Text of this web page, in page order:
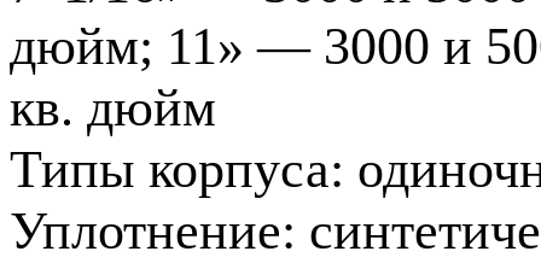
дюйм; 11» — 3000 и
кв. дюйм
Типы корпуса:
Уплотнение: